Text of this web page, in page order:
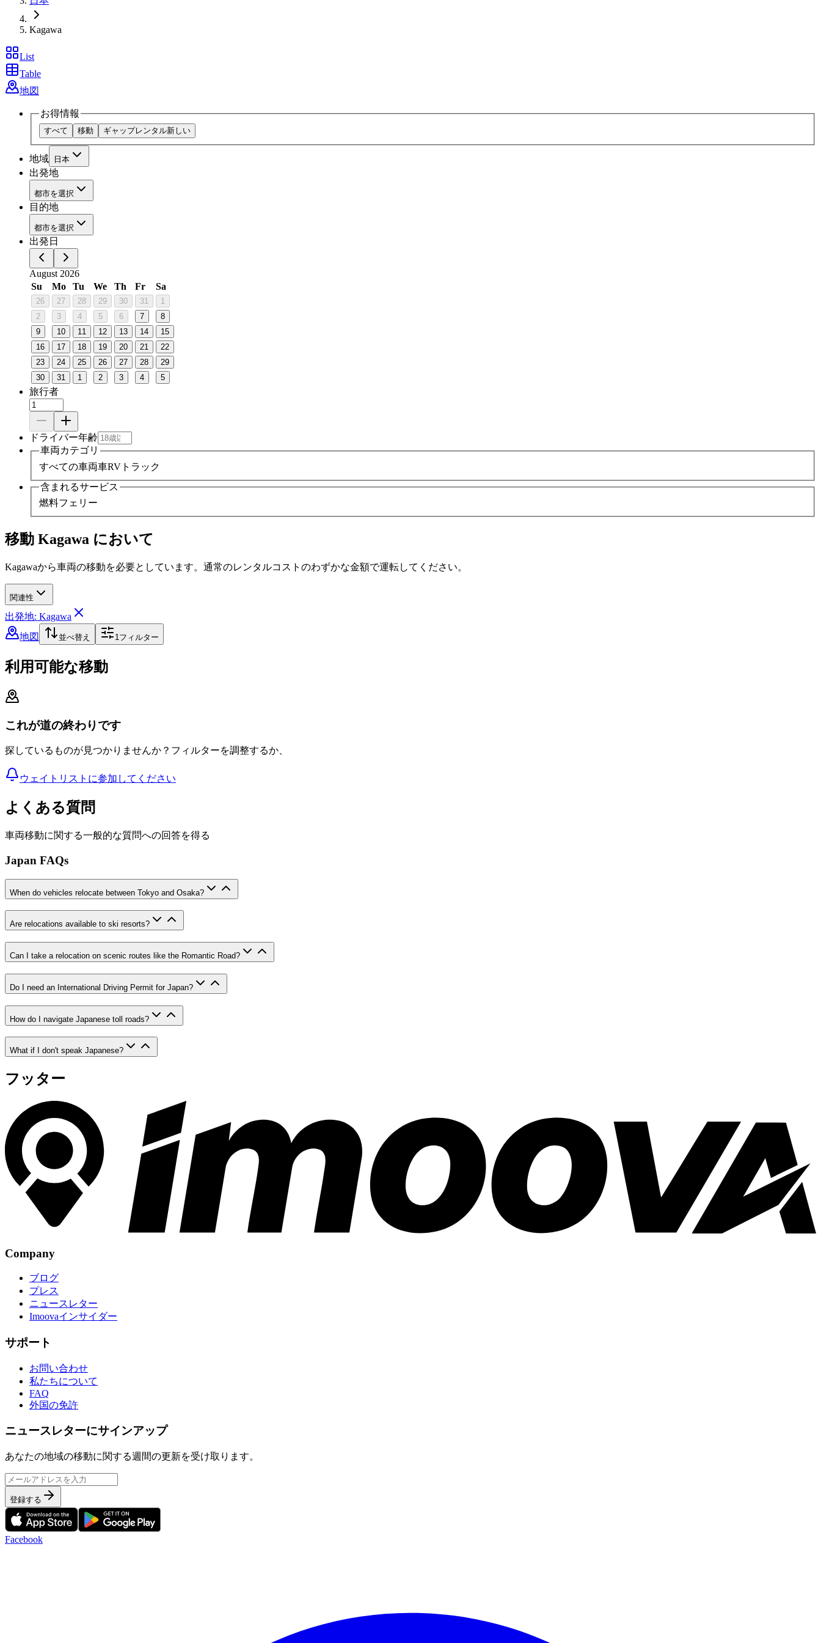
Kagawa
List
Table
地図
お得情報
すべて 移動 ギャップレンタル新しい
地域 日本
出発地
都市を選択
目的地
都市を選択
出発日
August 2026
Su
Mo Tu We Th Fr Sa
26 27 28 29 30 31
1
2
3 4 5 6 7
8
9
10 11 12 13 14
15
16
17 18 19 20 21
22
23
24 25 26 27 28
29
30
31 1 2 3 4 5
旅行者
ドライバー年齢
車両カテゴリ
すべての車両車RV トラック
含まれるサービス
燃料フェリー
移動 Kagawa において
Kagawaから車両の移動を必要としています。通常のレンタルコストのわずかな金額で運転してください。
関連性
出発地: Kagawa
地図
並べ替え 1フィルター
利用可能な移動
これが道の終わりです
探しているものが見つかりませんか？フィルターを調整するか、
ウェイトリストに参加してください
よくある質問
車両移動に関する一般的な質問への回答を得る
Japan FAQs
When do vehicles relocate between Tokyo and Osaka?
Are relocations available to ski resorts?
Can I take a relocation on scenic routes like the Romantic Road?
Do I need an International Driving Permit for Japan?
How do I navigate Japanese toll roads?
What if I don't speak Japanese?
フッター
Company
ブログ
プレス
ニュースレター
Imoovaインサイダー
サポート
お問い合わせ
私たちについて
FAQ
外国の免許
ニュースレターにサインアップ
あなたの地域の移動に関する週間の更新を受け取ります。
登録する
Facebook